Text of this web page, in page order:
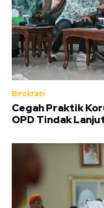
Birokrasi
Cegah Praktik
OPD Tindak